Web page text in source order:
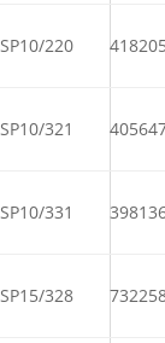
SP10/220
SP10/321
SP10/331
SP15/328